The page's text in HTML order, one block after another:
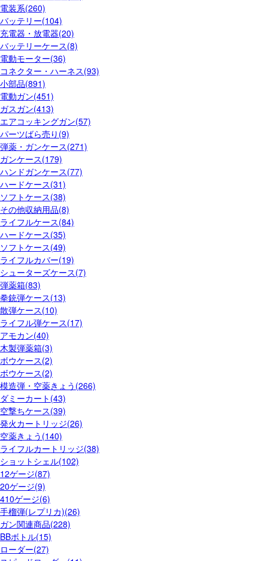
電装系(260)
バッテリー(104)
充電器・放電器(20)
バッテリーケース(8)
電動モーター(36)
コネクター・ハーネス(93)
小部品(891)
電動ガン(451)
ガスガン(413)
エアコッキングガン(57)
パーツばら売り(9)
弾薬・ガンケース(271)
ガンケース(179)
ハンドガンケース(77)
ハードケース(31)
ソフトケース(38)
その他収納用品(8)
ライフルケース(84)
ハードケース(35)
ソフトケース(49)
ライフルカバー(19)
シューターズケース(7)
弾薬箱(83)
拳銃弾ケース(13)
散弾ケース(10)
ライフル弾ケース(17)
アモカン(40)
木製弾薬箱(3)
ボウケース(2)
ボウケース(2)
模造弾・空薬きょう(266)
ダミーカート(43)
空撃ちケース(39)
発火カートリッジ(26)
空薬きょう(140)
ライフルカートリッジ(38)
ショットシェル(102)
12ゲージ(87)
20ゲージ(9)
410ゲージ(6)
手榴弾(レプリカ)(26)
ガン関連商品(228)
BBボトル(15)
ローダー(27)